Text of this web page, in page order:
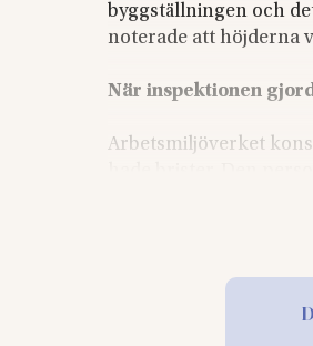
byggställningen och
noterade att höjderna
När inspektionen
Arbetsmiljöverket
Verket ansökte om